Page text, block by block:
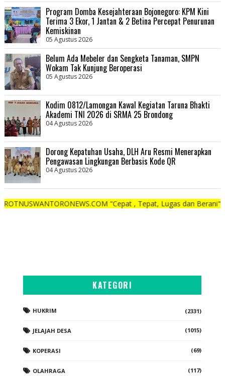
Program Domba Kesejahteraan Bojonegoro: KPM Kini
Terima 3 Ekor, 1 Jantan & 2 Betina Percepat Penurunan
Kemiskinan
05 Agustus 2026
Belum Ada Mebeler dan Sengketa Tanaman, SMPN
Wokam Tak Kunjung Beroperasi
05 Agustus 2026
Kodim 0812/Lamongan Kawal Kegiatan Taruna Bhakti
Akademi TNI 2026 di SRMA 25 Brondong
04 Agustus 2026
Dorong Kepatuhan Usaha, DLH Aru Resmi Menerapkan
Pengawasan Lingkungan Berbasis Kode QR
04 Agustus 2026
"Cepat , Tepat, Lugas dan Berani"
KATEGORI
HUKRIM (2331)
JELAJAH DESA (1015)
KOPERASI (69)
OLAHRAGA (117)